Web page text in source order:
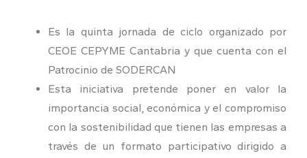
Es la quinta jornada de ciclo organizado por
CEOE CEPYME Cantabria y que cuenta con el
Patrocinio de SODERCAN
Esta iniciativa pretende poner en valor la
importancia social, económica y el compromiso
con la sostenibilidad que tienen las empresas a
través de un formato participativo dirigido a